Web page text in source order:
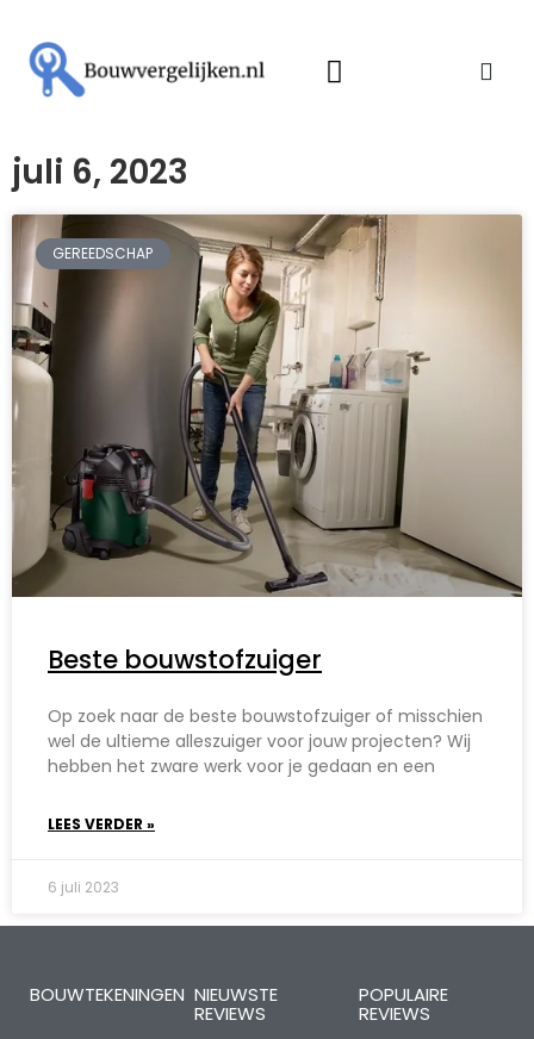
juli 6, 2023
GEREEDSCHAP
Beste bouwstofzuiger
Op zoek naar de beste bouwstofzuiger of misschien
wel de ultieme alleszuiger voor jouw projecten? Wij
hebben het zware werk voor je gedaan en een
LEES VERDER »
6 juli 2023
BOUWTEKENINGEN NIEUWSTE
REVIEWS
POPULAIRE
REVIEWS